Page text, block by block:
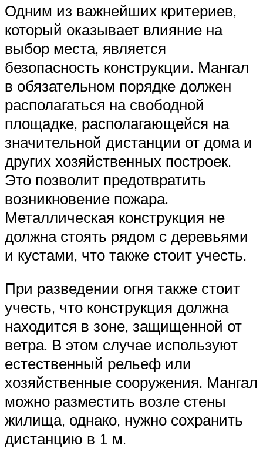
Одним из важнейших критериев,
который оказывает влияние на
выбор места, является
безопасность конструкции. Мангал
в обязательном порядке должен
располагаться на свободной
площадке, располагающейся на
значительной дистанции от дома и
других хозяйственных построек.
Это позволит предотвратить
возникновение пожара.
Металлическая конструкция не
должна стоять рядом с деревьями
и кустами, что также стоит учесть.
При разведении огня также стоит
учесть, что конструкция должна
находится в зоне, защищенной от
ветра. В этом случае используют
естественный рельеф или
хозяйственные сооружения. Мангал
можно разместить возле стены
жилища, однако, нужно сохранить
дистанцию в 1 м.